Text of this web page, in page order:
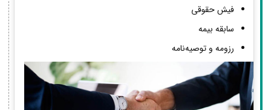
فیش حقوقی
سابقه بیمه
رزومه و توصیه‌نامه